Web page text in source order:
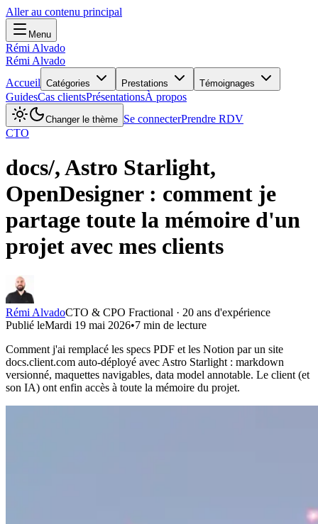
Aller au contenu principal
Menu
Rémi Alvado
Rémi Alvado
Accueil Catégories Prestations Témoignages
GuidesCas clientsPrésentationsÀ propos
Changer le thème Se connecterPrendre RDV
CTO
docs/, Astro Starlight,
OpenDesigner : comment je
partage toute la mémoire d'un
projet avec mes clients
Rémi AlvadoCTO & CPO Fractional · 20 ans d'expérience
Publié leMardi 19 mai 2026•7 min de lecture
Comment j'ai remplacé les specs PDF et les Notion par un site
docs.client.com auto-déployé avec Astro Starlight : markdown
versionné, maquettes navigables, data model annotable. Le client (et
son IA) ont enfin accès à toute la mémoire du projet.